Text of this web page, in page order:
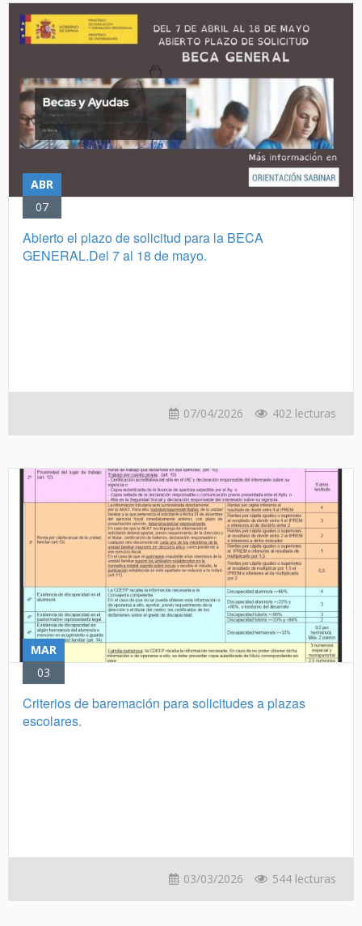
ABR
07
Abierto el plazo de solicitud para la BECA
GENERAL.Del 7 al 18 de mayo.
07/04/2026 402 lecturas
MAR
03
Criterios de baremación para solicitudes a plazas
escolares.
03/03/2026 544 lecturas